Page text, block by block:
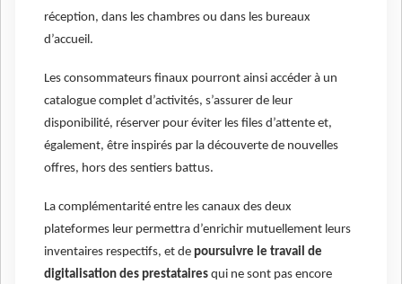
réception, dans les chambres ou dans les bureaux
d’accueil.
Les consommateurs finaux pourront ainsi accéder à un
catalogue complet d’activités, s’assurer de leur
disponibilité, réserver pour éviter les files d’attente et,
également, être inspirés par la découverte de nouvelles
offres, hors des sentiers battus.
La complémentarité entre les canaux des deux
plateformes leur permettra d’enrichir mutuellement leurs
inventaires respectifs, et de poursuivre le travail de
digitalisation des prestataires qui ne sont pas encore